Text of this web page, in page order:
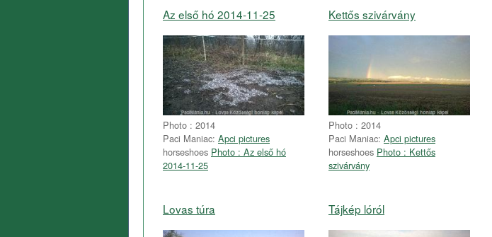
Az első hó 2014-11-25
Photo : 2014
Paci Maniac: Apci pictures
horseshoes Photo : Az első hó
2014-11-25
Kettős szivárvány
Photo : 2014
Paci Maniac: Apci pictures
horseshoes Photo : Kettős
szivárvány
Lovas túra Tájkép lóról